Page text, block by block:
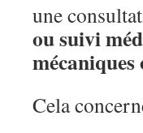
une
ou suivi
mécaniques
Cela